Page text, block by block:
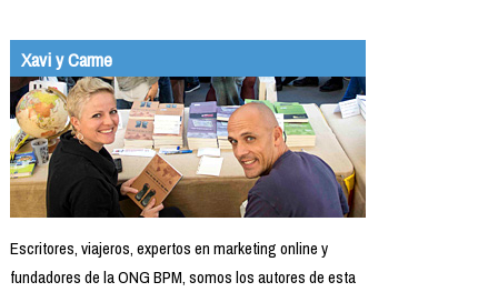
Xavi y Carme
Escritores, viajeros, expertos en marketing online y
fundadores de la ONG BPM, somos los autores de esta